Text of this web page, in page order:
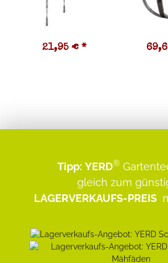
21,95 € *
Tipp: YERD®
gleich zum
LAGERVERKAUFS-PREIS